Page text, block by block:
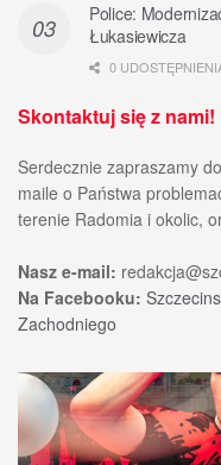
Police:
Łukasiewicza
0
Skontaktuj się z nami!
Serdecznie zapraszamy
maile o Państwa
terenie Radomia i okolic,
Nasz e-mail:
Na Facebooku:
Zachodniego